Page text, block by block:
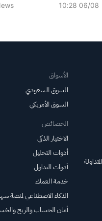
06/08 10:28
الأسواق
السوق السعودي
السوق الأمريكي
الخصائص
الاختيار الذكي
أدوات التحليل
أدوات التداول
خدمة العملاء
الذكاء الاصطناعي لمنصة
أمان الحساب والربح